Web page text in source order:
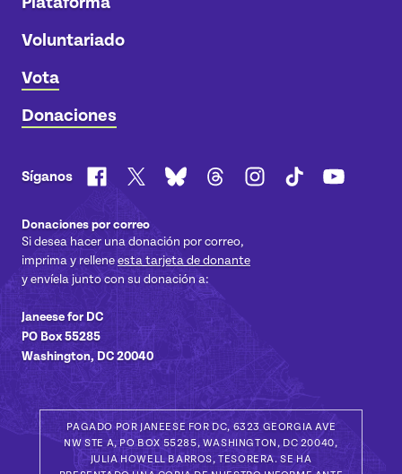
Voluntariado
Vota
Donaciones
Síganos Facebook
X BlueskyThreadsInstagram
TikTokYouTube
Donaciones por correo
Si desea hacer una donación por correo,
imprima y rellene esta tarjeta de donante
y envíela junto con su donación a:
Janeese for DC
PO Box 55285
Washington, DC 20040
PAGADO POR JANEESE FOR DC, 6323 GEORGIA AVE
NW STE A, PO BOX 55285, WASHINGTON, DC 20040,
JULIA HOWELL BARROS, TESORERA. SE HA